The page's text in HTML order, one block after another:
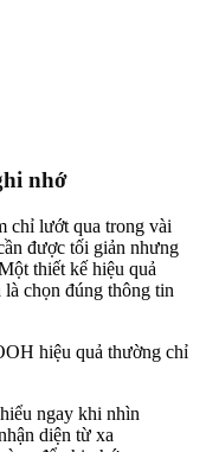
nhớ
chỉ lướt qua trong vài
được tối giản nhưng
thiết kế hiệu quả
chọn đúng thông tin
hiệu quả thường chỉ
ngay khi nhìn
diện từ xa